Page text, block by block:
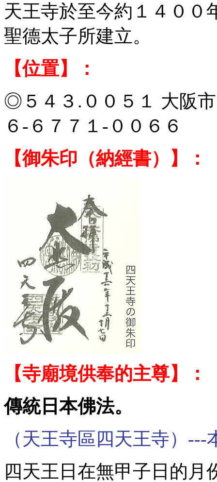
天王寺於至今約１４００
聖德太子所建立。
【位置】：
◎５４３.００５１ 大阪
６-６７７１-００６６
【御朱印（納經書）】：
【寺廟境供奉的主尊】：
傳統日本佛法。
（天王寺區四天王寺）
四天王日在無甲子日的月